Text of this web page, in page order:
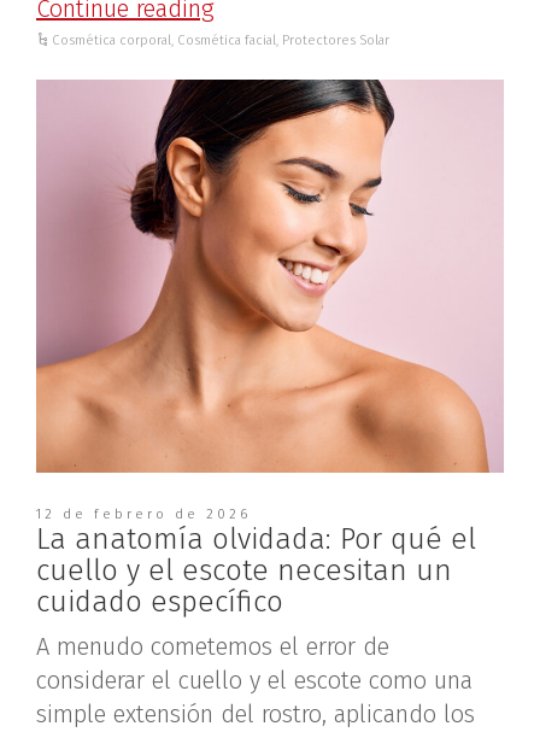
Continue reading
Cosmética corporal, Cosmética facial, Protectores Solar
12 de febrero de 2026
La anatomía olvidada: Por qué el
cuello y el escote necesitan un
cuidado específico
A menudo cometemos el error de
considerar el cuello y el escote como una
simple extensión del rostro, aplicando los